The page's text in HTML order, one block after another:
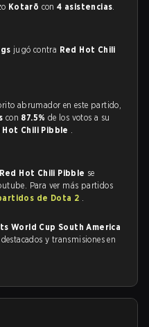
Kotarō con4 asistencias.
jugó contra Red Hot Chili
abrumador en este partido,
con 87.5% de los votos a su
Hot Chili Pibble .
Hot Chili Pibble se
Para ver más partidos
de Dota 2 .
World Cup South America
y transmisiones en